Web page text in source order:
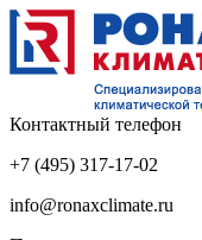
Контактный телефон
+7 (495) 317-17-02
info@ronaxclimate.ru